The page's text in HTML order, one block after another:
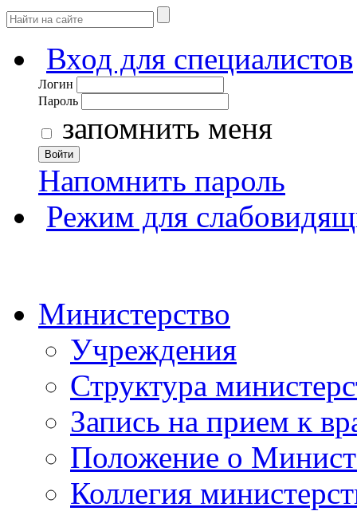
Вход для специалистов
Логин
Пароль
запомнить меня
Войти
Напомнить пароль
Режим для
Министерство
Учреждения
Структура
Запись на прием к
Положение о
Коллегия